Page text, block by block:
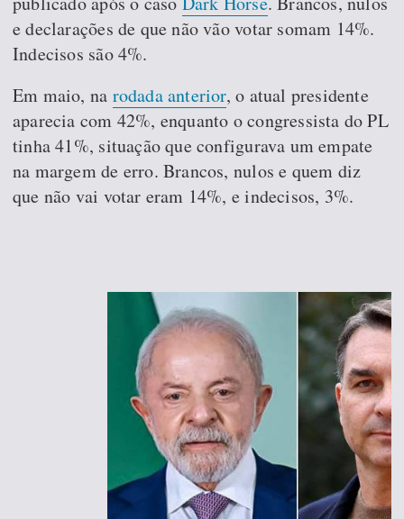
e declarações de que não vão votar somam 14%.
Indecisos são 4%.
Em maio, na rodada anterior, o atual presidente
aparecia com 42%, enquanto o congressista do PL
tinha 41%, situação que configurava um empate
na margem de erro. Brancos, nulos e quem diz
que não vai votar eram 14%, e indecisos, 3%.